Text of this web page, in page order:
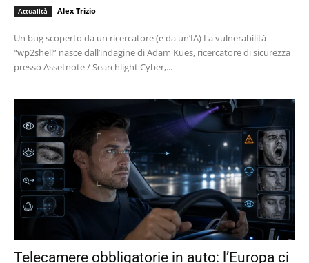
Attualità Alex Trizio
Un bug scoperto da un ricercatore (e da un’IA) La vulnerabilità
“wp2shell” nasce dall’indagine di Adam Kues, ricercatore di sicurezza
presso Assetnote / Searchlight Cyber,...
Telecamere obbligatorie in auto: l’Europa ci